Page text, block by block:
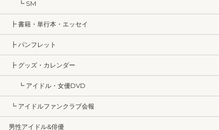
┗ SM
┣ 書籍・単行本・エッセイ
┣ パンフレット
┣ グッズ・カレンダー
┗ アイドル・女優DVD
┗ アイドルファンクラブ会報
男性アイドル&俳優